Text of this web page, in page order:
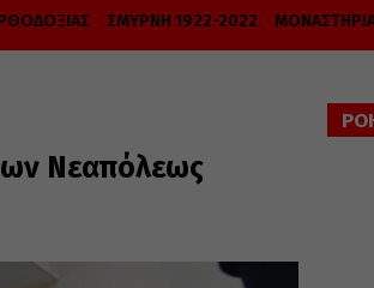
ΣΜΥΡΝΗ 1922-2022
Νεαπόλεως